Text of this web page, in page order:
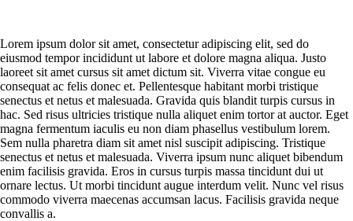
Lorem ipsum dolor sit amet, consectetur adipiscing elit, sed do
eiusmod tempor incididunt ut labore et dolore magna aliqua. Justo
laoreet sit amet cursus sit amet dictum sit. Viverra vitae congue eu
consequat ac felis donec et. Pellentesque habitant morbi tristique
senectus et netus et malesuada. Gravida quis blandit turpis cursus in
hac. Sed risus ultricies tristique nulla aliquet enim tortor at auctor. Eget
magna fermentum iaculis eu non diam phasellus vestibulum lorem.
Sem nulla pharetra diam sit amet nisl suscipit adipiscing. Tristique
senectus et netus et malesuada. Viverra ipsum nunc aliquet bibendum
enim facilisis gravida. Eros in cursus turpis massa tincidunt dui ut
ornare lectus. Ut morbi tincidunt augue interdum velit. Nunc vel risus
commodo viverra maecenas accumsan lacus. Facilisis gravida neque
convallis a.